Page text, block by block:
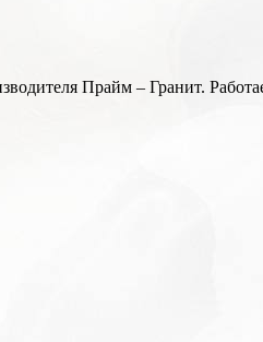
Прайм – Гранит.